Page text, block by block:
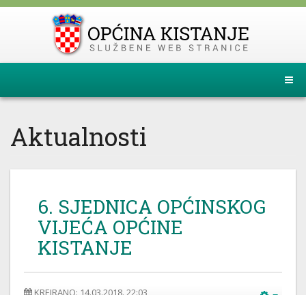
Aktualnosti
6. SJEDNICA OPĆINSKOG
VIJEĆA OPĆINE
KISTANJE
KREIRANO: 14.03.2018. 22:03